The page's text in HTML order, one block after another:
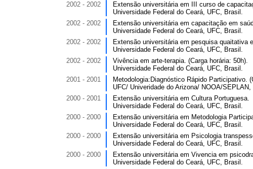
2002 - 2002
Extensão universitária em III curso de
Universidade Federal do Ceará, UFC, Brasil.
2002 - 2002
Extensão universitária em capacitação em
Universidade Federal do Ceará, UFC, Brasil.
2002 - 2002
Extensão universitária em pesquisa quaitativa
Universidade Federal do Ceará, UFC, Brasil.
2002 - 2002
Vivência em arte-terapia. (Carga horária: 50h).
Universidade Federal do Ceará, UFC, Brasil.
2001 - 2001
Metodologia:Diagnóstico Rápido Participativo.
UFC/ Univeridade do Arizona/ NOOA/
2000 - 2001
Extensão universitária em Cultura Portuguesa.
Universidade Federal do Ceará, UFC, Brasil.
2000 - 2000
Extensão universitária em Metodologia
Universidade Federal do Ceará, UFC, Brasil.
2000 - 2000
Extensão universitária em Psicologia
Universidade Federal do Ceará, UFC, Brasil.
2000 - 2000
Extensão universitária em Vivencia em
Universidade Federal do Ceará, UFC, Brasil.